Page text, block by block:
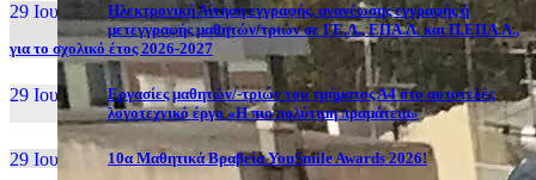
29 Ιουν, 26
Ηλεκτρονική Αίτηση εγγραφής, ανανέωσης εγγραφής ή
μετεγγραφής μαθητών/τριών σε ΓΕ.Λ., ΕΠΑ.Λ. και Π.ΕΠΑ.Λ.,
για το σχολικό έτος 2026-2027
29 Ιουν, 26
Εργασίες μαθητών/-τριών του τμήματος Α4 στο αυτοτελές
λογοτεχνικό έργο «Η πιο πολύτιμη πραμάτεια»
29 Ιουν, 26 10α Μαθητικά Βραβεία YouSmile Awards 2026!